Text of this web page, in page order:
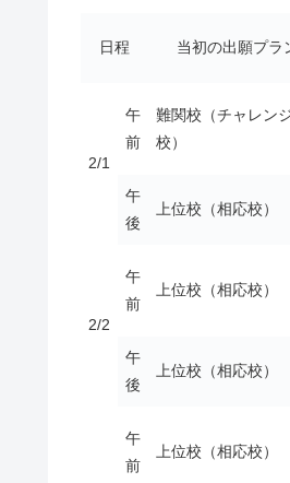
日程 当初の出願プラ
2/1
午
前
難関校（チャレン
校）
午
後
上位校（相応校）
2/2
午
前
上位校（相応校）
午
後
上位校（相応校）
午
前
上位校（相応校）